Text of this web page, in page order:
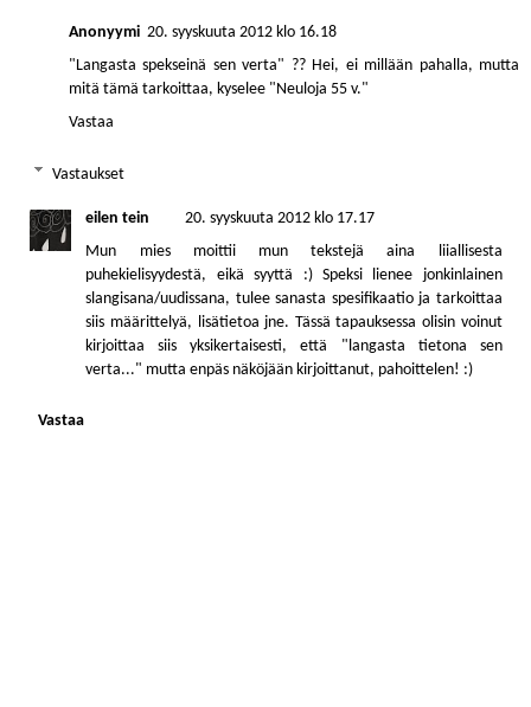
Anonyymi 20. syyskuuta 2012 klo 16.18
"Langasta spekseinä sen verta" ?? Hei, ei millään pahalla, mutta
mitä tämä tarkoittaa, kyselee "Neuloja 55 v."
Vastaa
Vastaukset
eilen tein
20. syyskuuta 2012 klo 17.17
Mun mies moittii mun tekstejä aina liiallisesta
puhekielisyydestä, eikä syyttä :) Speksi lienee jonkinlainen
slangisana/uudissana, tulee sanasta spesifikaatio ja tarkoittaa
siis määrittelyä, lisätietoa jne. Tässä tapauksessa olisin voinut
kirjoittaa siis yksikertaisesti, että "langasta tietona sen
verta..." mutta enpäs näköjään kirjoittanut, pahoittelen! :)
Vastaa